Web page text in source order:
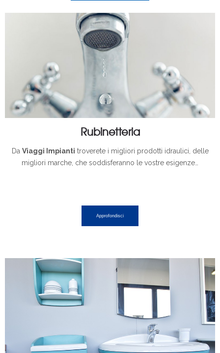
Rubinetteria
Da Viaggi Impianti troverete i migliori prodotti idraulici, delle
migliori marche, che soddisferanno le vostre esigenze…
Approfondisci